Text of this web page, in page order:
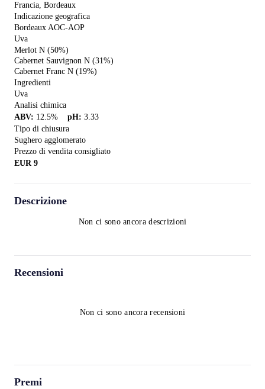
Francia, Bordeaux
Indicazione geografica
Bordeaux AOC-AOP
Uva
Merlot N (50%)
Cabernet Sauvignon N (31%)
Cabernet Franc N (19%)
Ingredienti
Uva
Analisi chimica
ABV: 12.5% pH: 3.33
Tipo di chiusura
Sughero agglomerato
Prezzo di vendita consigliato
EUR 9
Descrizione
Non ci sono ancora descrizioni
Recensioni
Non ci sono ancora recensioni
Premi